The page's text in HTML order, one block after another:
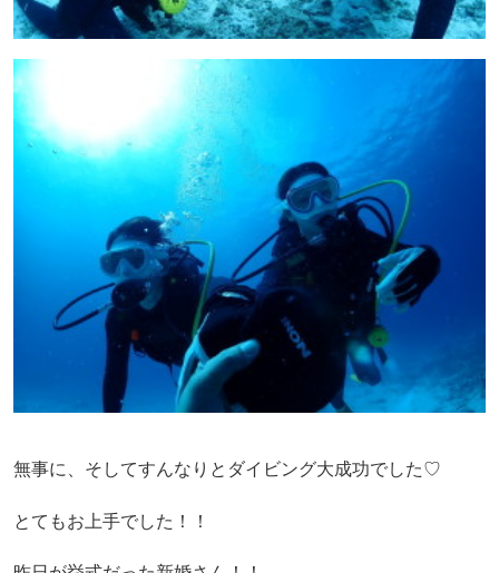
無事に、そしてすんなりとダイビング大成功でした♡
とてもお上手でした！！